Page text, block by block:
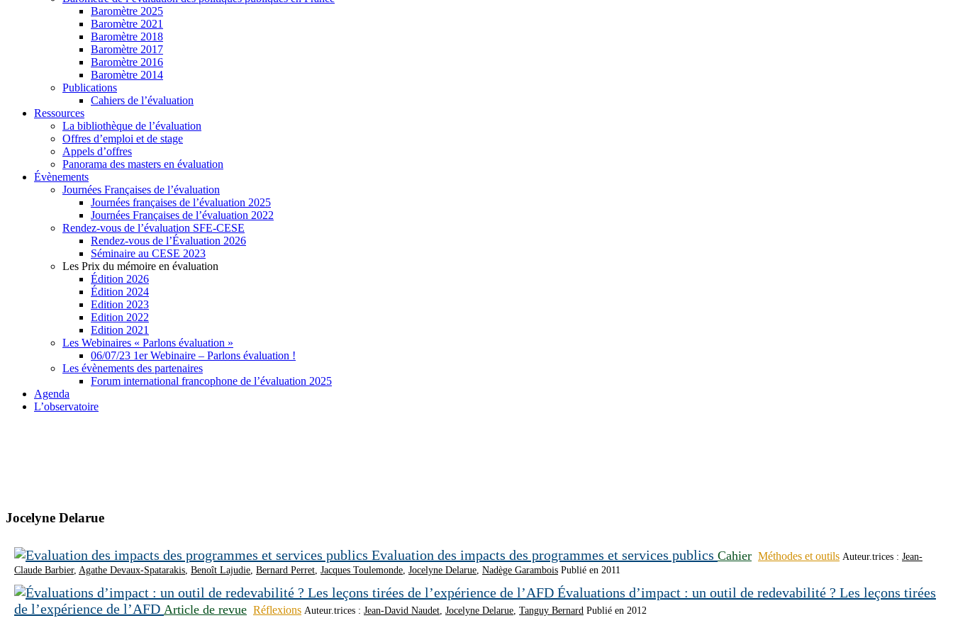
Baromètre 2025
Baromètre 2021
Baromètre 2018
Baromètre 2017
Baromètre 2016
Baromètre 2014
Publications
Cahiers de l’évaluation
Ressources
La bibliothèque de l’évaluation
Offres d’emploi et de stage
Appels d’offres
Panorama des masters en évaluation
Évènements
Journées Françaises de l’évaluation
Journées françaises de l’évaluation 2025
Journées Françaises de l’évaluation 2022
Rendez-vous de l’évaluation SFE-CESE
Rendez-vous de l’Évaluation 2026
Séminaire au CESE 2023
Les Prix du mémoire en évaluation
Édition 2026
Édition 2024
Edition 2023
Edition 2022
Edition 2021
Les Webinaires « Parlons évaluation »
06/07/23 1er Webinaire – Parlons évaluation !
Les évènements des partenaires
Forum international francophone de l’évaluation 2025
Agenda
L’observatoire
Jocelyne Delarue
Evaluation des impacts des programmes et services publics Cahier Méthodes et outils Auteur.trices : Jean-
Claude Barbier, Agathe Devaux-Spatarakis, Benoît Lajudie, Bernard Perret, Jacques Toulemonde, Jocelyne Delarue, Nadège Garambois Publié en 2011
Évaluations d’impact : un outil de redevabilité ? Les leçons tirées
de l’expérience de l’AFD Article de revue Réflexions Auteur.trices : Jean-David Naudet, Jocelyne Delarue, Tanguy Bernard Publié en 2012